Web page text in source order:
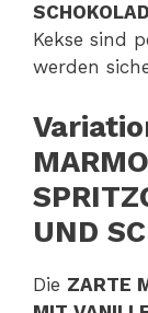
Kekse sind
werden
UND
Die ZARTE